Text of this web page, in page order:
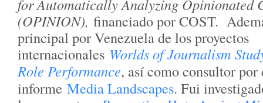
for Automatically Analyzing Opinionated
(OPINION), financiado por COST.
principal por Venezuela de los proyectos
internacionales Worlds of Journalism
Role Performance, así como consultor por
informe Media Landscapes. Fui